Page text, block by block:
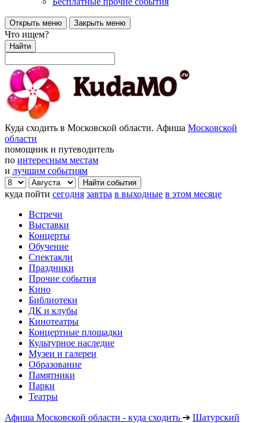
Открыть меню Закрыть меню
Что ищем?
Найти
Куда сходить в Московской области. Афиша Московской
области
помощник и путеводитель
по интересным местам
и лучшим событиям
куда пойти сегодня завтра в выходные в этом месяце
Встречи
Выставки
Концерты
Обучение
Спектакли
Праздники
Прочие события
Кино
Библиотеки
ДК и клубы
Кинотеатры
Концертные площадки
Культурное наследие
Музеи и галереи
Образование
Памятники
Парки
Театры
Афиша Московской области - куда сходить ➔ Шатурский